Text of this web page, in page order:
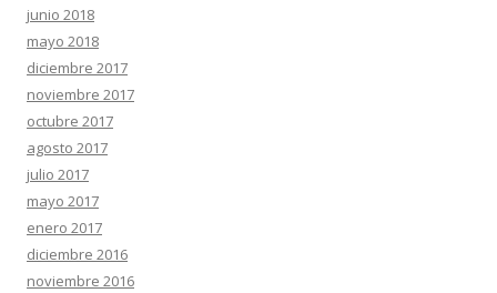
junio 2018
mayo 2018
diciembre 2017
noviembre 2017
octubre 2017
agosto 2017
julio 2017
mayo 2017
enero 2017
diciembre 2016
noviembre 2016